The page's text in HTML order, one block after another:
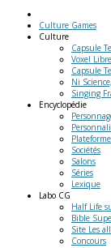
Culture Games
Culture
Capsule
Voxel Libre
Capsule
Ni
Singing
Encyclopédie
Sociétés
Salons
Séries
Lexique
Labo CG
Half Life
Bible
Site Les
Concours